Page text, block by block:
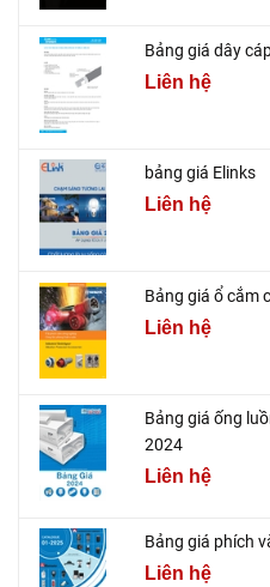
Bảng giá dây
Liên hệ
bảng giá Elinks
Liên hệ
Bảng giá ổ cắm
Liên hệ
Bảng giá ống
2024
Liên hệ
Bảng giá phích
Liên hệ